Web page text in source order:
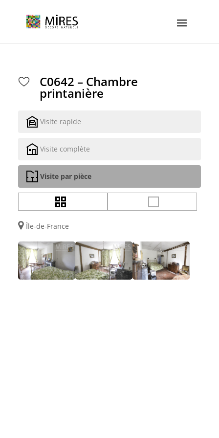
C0642 – Chambre
printanière
Visite rapide
Visite complète
Visite par pièce
Île-de-France